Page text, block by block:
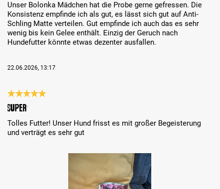
Unser Bolonka Mädchen hat die Probe gerne gefressen. Die
Konsistenz empfinde ich als gut, es lässt sich gut auf Anti-
Schling Matte verteilen. Gut empfinde ich auch das es sehr
wenig bis kein Gelee enthält. Einzig der Geruch nach
Hundefutter könnte etwas dezenter ausfallen.
22.06.2026, 13:17
Review with rating of 5 out of 5 stars
Super
Tolles Futter! Unser Hund frisst es mit großer Begeisterung
und verträgt es sehr gut